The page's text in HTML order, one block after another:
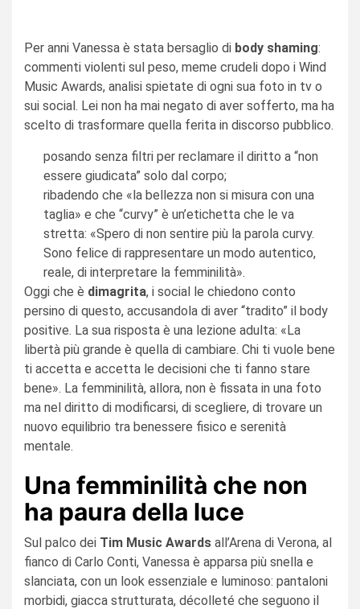
Per anni Vanessa è stata bersaglio di body shaming:
commenti violenti sul peso, meme crudeli dopo i Wind
Music Awards, analisi spietate di ogni sua foto in tv o
sui social. Lei non ha mai negato di aver sofferto, ma ha
scelto di trasformare quella ferita in discorso pubblico.
posando senza filtri per reclamare il diritto a “non
essere giudicata” solo dal corpo;
ribadendo che «la bellezza non si misura con una
taglia» e che “curvy” è un’etichetta che le va
stretta: «Spero di non sentire più la parola curvy.
Sono felice di rappresentare un modo autentico,
reale, di interpretare la femminilità».
Oggi che è dimagrita, i social le chiedono conto
persino di questo, accusandola di aver “tradito” il body
positive. La sua risposta è una lezione adulta: «La
libertà più grande è quella di cambiare. Chi ti vuole bene
ti accetta e accetta le decisioni che ti fanno stare
bene». La femminilità, allora, non è fissata in una foto
ma nel diritto di modificarsi, di scegliere, di trovare un
nuovo equilibrio tra benessere fisico e serenità
mentale.
Una femminilità che non
ha paura della luce
Sul palco dei Tim Music Awards all’Arena di Verona, al
fianco di Carlo Conti, Vanessa è apparsa più snella e
slanciata, con un look essenziale e luminoso: pantaloni
morbidi, giacca strutturata, décolleté che seguono il